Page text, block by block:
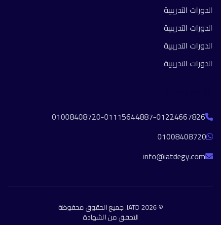
الدورات التدريبية
الدورات التدريبية
الدورات التدريبية
الدورات التدريبية
01008408720-01115644887-01224667826
01008408720
info@iatdegy.com
© 2026 IATD. جميع الحقوق محفوظة
التحقق من الشهادة